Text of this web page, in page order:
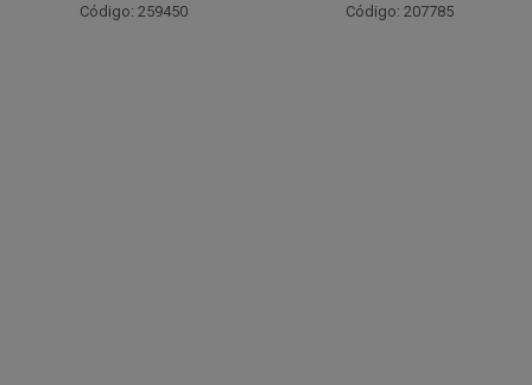
Código: 259450 Código: 207785